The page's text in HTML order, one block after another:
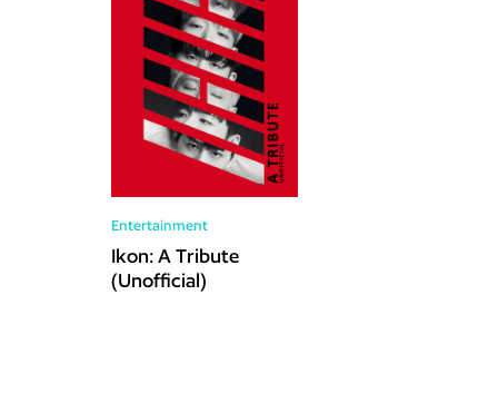
Entertainment
Ikon: A Tribute
(Unofficial)